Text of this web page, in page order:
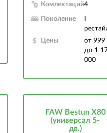
Комлектаций4
Поколение
Цены
от 999
до 1
000
FAW Bestun X80
(универсал 5-
дв.)